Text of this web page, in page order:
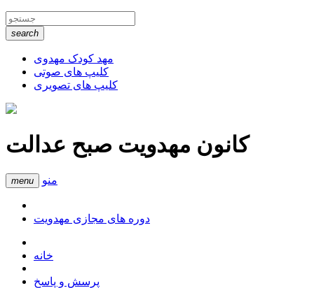
search
مهد کودک مهدوی
کلیپ های صوتی
کلیپ های تصویری
کانون مهدویت صبح عدالت
menu منو
دوره های مجازی مهدویت
خانه
پرسش و پاسخ